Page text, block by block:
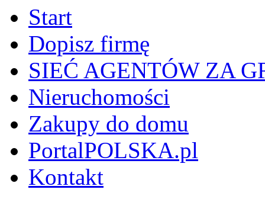
Start
Dopisz firmę
SIEĆ AGENTÓW ZA
Nieruchomości
Zakupy do domu
PortalPOLSKA.pl
Kontakt